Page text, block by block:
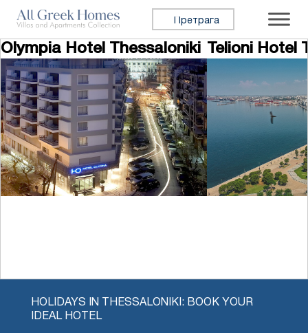
Прескочи на садржај
Претражи:
Olympia Hotel Thessaloniki Telioni Hotel
HOLIDAYS IN THESSALONIKI: BOOK YOUR
IDEAL HOTEL